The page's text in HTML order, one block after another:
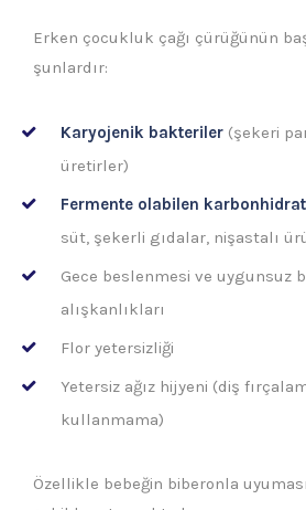
Erken çocukluk çağı çürüğünün
şunlardır:
Karyojenik bakteriler (şekeri
üretirler)
Fermente olabilen
süt, şekerli gıdalar, nişastalı
Gece beslenmesi ve uygunsuz
alışkanlıkları
Flor yetersizliği
Yetersiz ağız hijyeni (diş
kullanmama)
Özellikle bebeğin biberonla